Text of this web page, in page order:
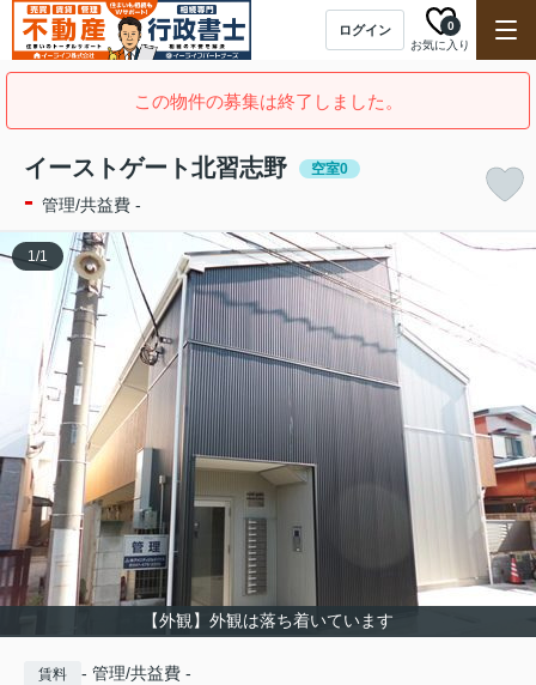
ログイン
お気に入り
0
この物件の募集は終了しました。
イーストゲート北習志野 空室0
- 管理/共益費 -
【外観】外観は落ち着いています
1/1
賃料 - 管理/共益費 -